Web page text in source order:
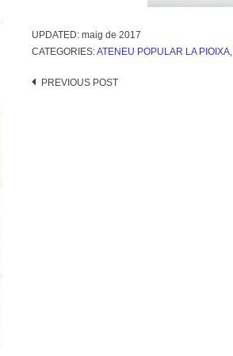
UPDATED: maig de 2017
CATEGORIES:ATENEU POPULAR LA PIOIXA,
Post
PREVIOUS POST